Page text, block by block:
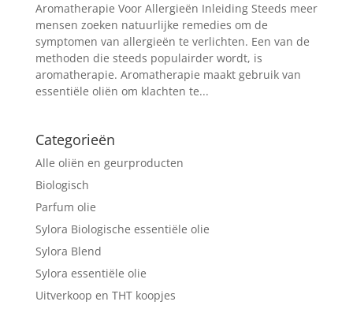
Aromatherapie Voor Allergieën Inleiding Steeds meer
mensen zoeken natuurlijke remedies om de
symptomen van allergieën te verlichten. Een van de
methoden die steeds populairder wordt, is
aromatherapie. Aromatherapie maakt gebruik van
essentiële oliën om klachten te...
Categorieën
Alle oliën en geurproducten
Biologisch
Parfum olie
Sylora Biologische essentiële olie
Sylora Blend
Sylora essentiële olie
Uitverkoop en THT koopjes